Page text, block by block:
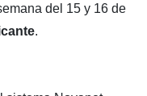
del 15 y 16 de
.